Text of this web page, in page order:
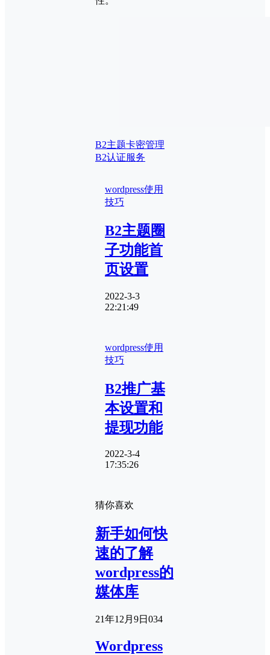
B2主题卡密管理
B2认证服务
wordpress使用
技巧
B2主题圈
子功能首
页设置
2022-3-3
22:21:49
wordpress使用
技巧
B2推广基
本设置和
提现功能
2022-3-4
17:35:26
猜你喜欢
新手如何快
速的了解
wordpress的
媒体库
21年12月9日 034
Wordpress